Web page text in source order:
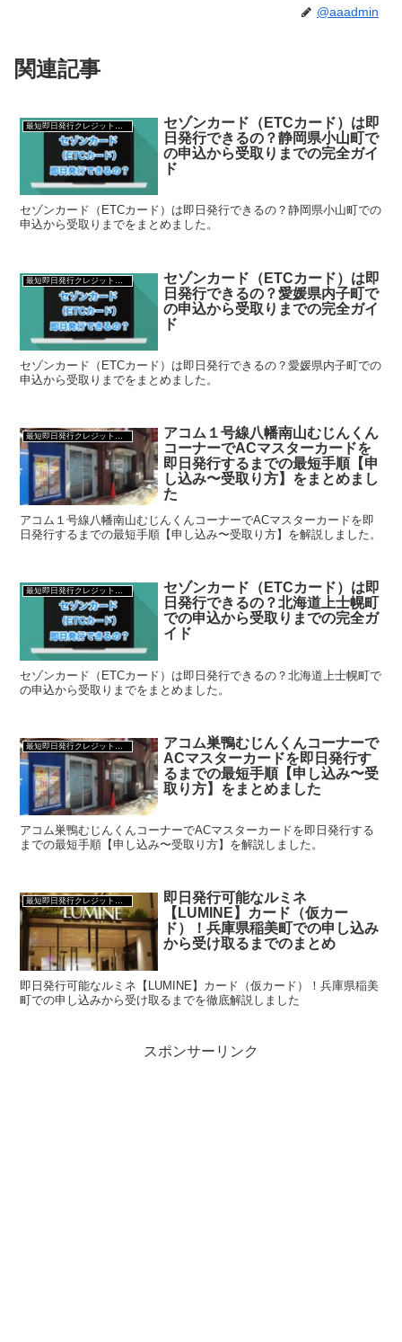
@aaadmin
関連記事
セゾンカード（ETCカード）は即
日発行できるの？静岡県小山町で
の申込から受取りまでの完全ガイ
ド
セゾンカード（ETCカード）は即日発行できるの？静岡県小山町での
申込から受取りまでをまとめました。
最短即日発行クレジットカード
セゾンカード（ETCカード）は即
日発行できるの？愛媛県内子町で
の申込から受取りまでの完全ガイ
ド
セゾンカード（ETCカード）は即日発行できるの？愛媛県内子町での
申込から受取りまでをまとめました。
アコム１号線八幡南山むじんくん
コーナーでACマスターカードを
即日発行するまでの最短手順【申
し込み〜受取り方】をまとめまし
た
アコム１号線八幡南山むじんくんコーナーでACマスターカードを即
日発行するまでの最短手順【申し込み〜受取り方】を解説しました。
最短即日発行クレジットカード
セゾンカード（ETCカード）は即
日発行できるの？北海道上士幌町
での申込から受取りまでの完全ガ
イド
セゾンカード（ETCカード）は即日発行できるの？北海道上士幌町で
の申込から受取りまでをまとめました。
アコム巣鴨むじんくんコーナーで
ACマスターカードを即日発行す
るまでの最短手順【申し込み〜受
取り方】をまとめました
アコム巣鴨むじんくんコーナーでACマスターカードを即日発行する
までの最短手順【申し込み〜受取り方】を解説しました。
即日発行可能なルミネ
【LUMINE】カード（仮カー
ド）！兵庫県稲美町での申し込み
から受け取るまでのまとめ
即日発行可能なルミネ【LUMINE】カード（仮カード）！兵庫県稲美
町での申し込みから受け取るまでを徹底解説しました
スポンサーリンク